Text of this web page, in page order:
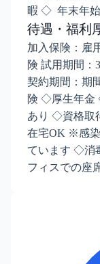
暇 ◇ 年末年
待遇・福利
加入保険：雇
険 試用期間：
契約期間：期
険 ◇厚生年金
あり ◇資格取
在宅OK ※感染
ています ◇消
フィスでの座